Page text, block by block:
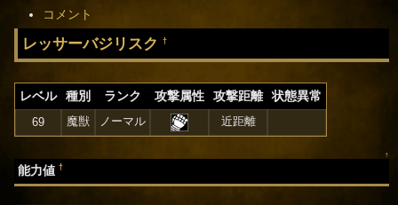
コメント
レッサーバジリスク †
レベル 種別 ランク 攻撃属性 攻撃距離 状態異常
69 魔獣 ノーマル 近距離
↑
能力値†